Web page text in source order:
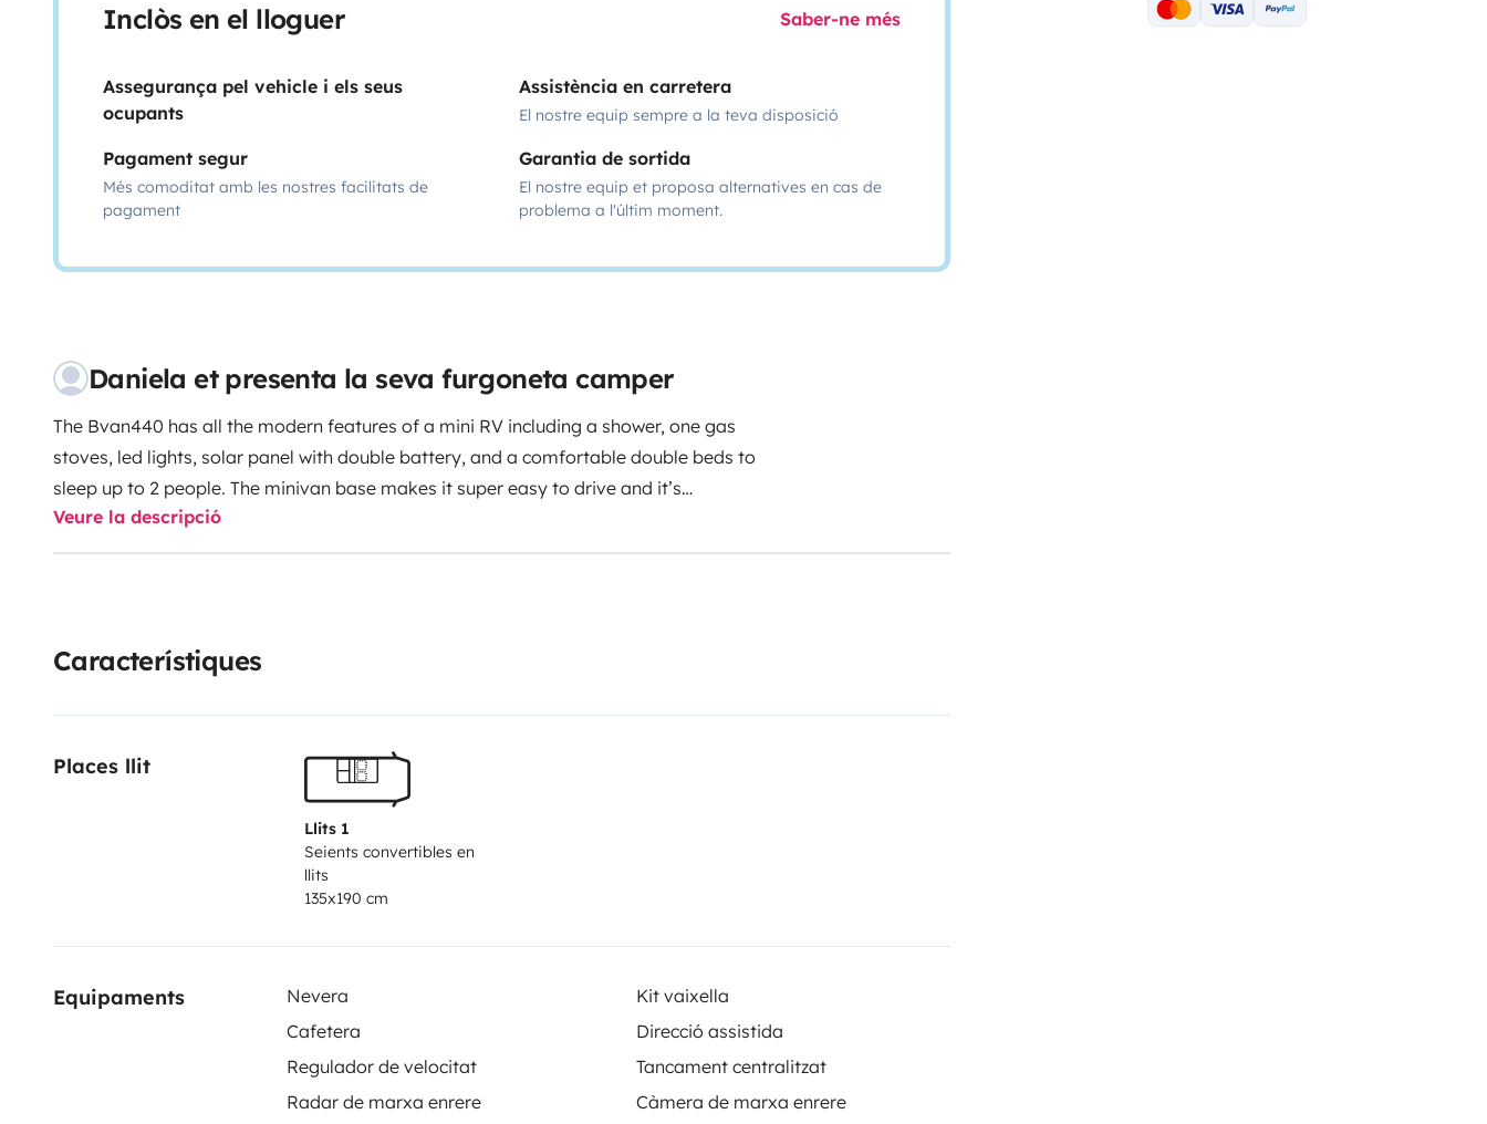
Inclòs en el lloguer Saber-ne més
Assegurança pel vehicle i els seus
ocupants
Assistència en carretera
El nostre equip sempre a la teva disposició
Pagament segur
Més comoditat amb les nostres facilitats de
pagament
Garantia de sortida
El nostre equip et proposa alternatives en cas de
problema a l'últim moment.
Daniela et presenta la seva furgoneta camper
The Bvan440 has all the modern features of a mini RV including a shower, one gas
stoves, led lights, solar panel with double battery, and a comfortable double beds to
sleep up to 2 people. The minivan base makes it super easy to drive and it’s
economical on gas too - fantastic for exploring the best of the Sardinia!
Veure la descripció
Característiques
Places llit
Llits 1
Seients convertibles en
llits
135x190 cm
Equipaments Nevera
Kit vaixella
Cafetera
Direcció assistida
Regulador de velocitat
Tancament centralitzat
Radar de marxa enrere
Càmera de marxa enrere